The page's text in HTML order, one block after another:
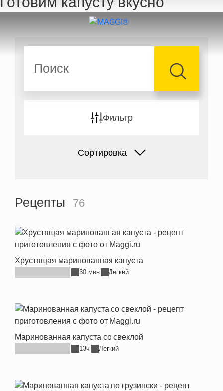
Перейти к основному содержанию
Фильтр
Сортировка
Рецепты 76
Хрустящая маринованная капуста
30 мин Легкий
Маринованная капуста со свеклой
13ч Легкий